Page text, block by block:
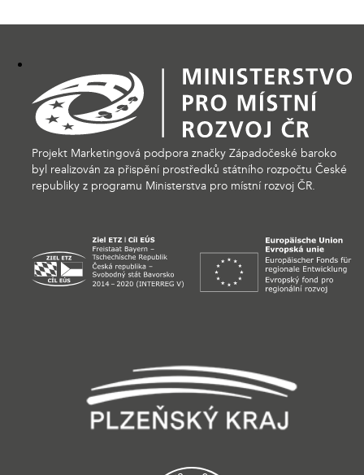
Projekt Marketingová podpora značky Západočeské baroko
byl realizován za přispění prostředků státního rozpočtu České
republiky z programu Ministerstva pro místní rozvoj ČR.